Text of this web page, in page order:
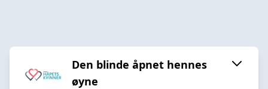
Den blinde åpnet hennes
øyne